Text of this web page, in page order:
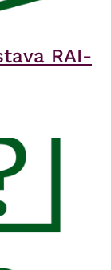
RAI-